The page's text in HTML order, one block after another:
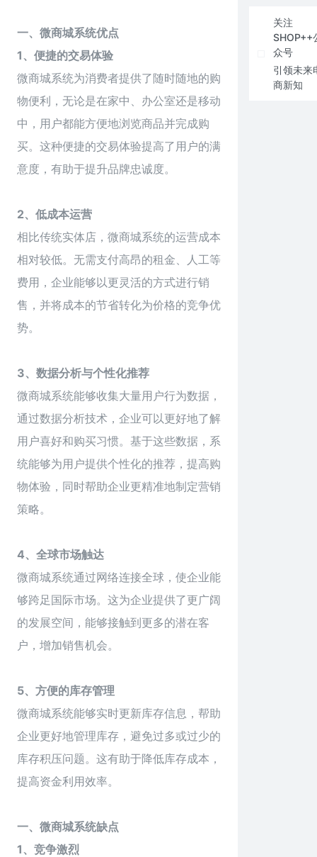
一、微商城系统优点
1、便捷的交易体验
微商城系统为消费者提供了随时随地的购
物便利，无论是在家中、办公室还是移动
中，用户都能方便地浏览商品并完成购
买。这种便捷的交易体验提高了用户的满
意度，有助于提升品牌忠诚度。
2、低成本运营
相比传统实体店，微商城系统的运营成本
相对较低。无需支付高昂的租金、人工等
费用，企业能够以更灵活的方式进行销
售，并将成本的节省转化为价格的竞争优
势。
3、数据分析与个性化推荐
微商城系统能够收集大量用户行为数据，
通过数据分析技术，企业可以更好地了解
用户喜好和购买习惯。基于这些数据，系
统能够为用户提供个性化的推荐，提高购
物体验，同时帮助企业更精准地制定营销
策略。
4、全球市场触达
微商城系统通过网络连接全球，使企业能
够跨足国际市场。这为企业提供了更广阔
的发展空间，能够接触到更多的潜在客
户，增加销售机会。
5、方便的库存管理
微商城系统能够实时更新库存信息，帮助
企业更好地管理库存，避免过多或过少的
库存积压问题。这有助于降低库存成本，
提高资金利用效率。
一、微商城系统缺点
1、竞争激烈
关注
SHOP++
众号
引领未来
商新知